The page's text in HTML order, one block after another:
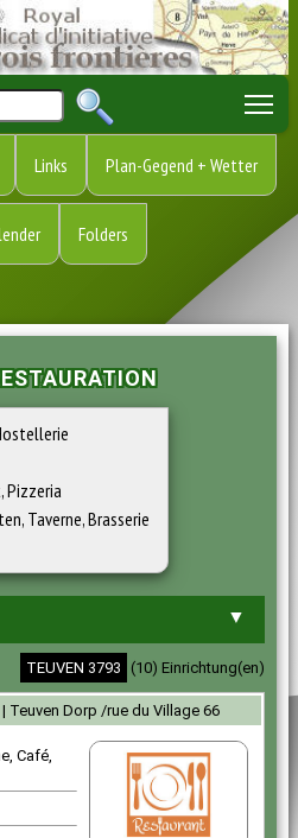
Links Plan-Gegend + Wetter
Folders
Pizzeria
Taverne, Brasserie
TEUVEN 3793 (10) Einrichtung(en)
| Teuven Dorp /rue du Village 66
Café,